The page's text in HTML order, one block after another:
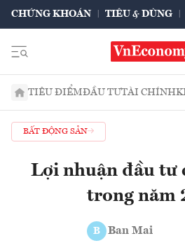
CHỨNG KHOÁN TIÊU & DÙNG
TIÊU ĐIỂMĐẦU TƯTÀI CHÍNH
BẤT ĐỘNG SẢN
Lợi nhuận đầu tư
trong năm
B Ban Mai